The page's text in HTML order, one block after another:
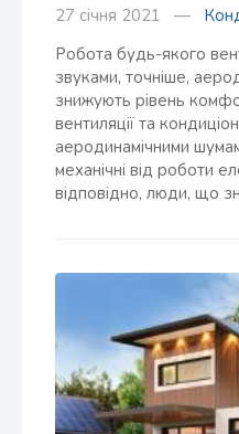
27 січня 2021 —
Робота будь-якого
звуками, точніше,
знижують рівень
вентиляції та
аеродинамічними
механічні від роботи
відповідно, люди, що